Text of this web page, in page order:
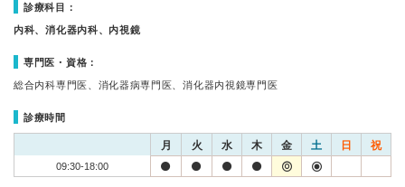
診療科目：
内科、消化器内科、内視鏡
専門医・資格：
総合内科専門医、消化器病専門医、消化器内視鏡専門医
診療時間
月 火 水 木 金 土 日 祝
09:30-18:00